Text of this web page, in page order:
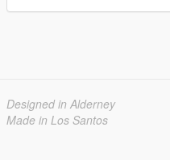
Designed in Alderney
Made in Los Santos